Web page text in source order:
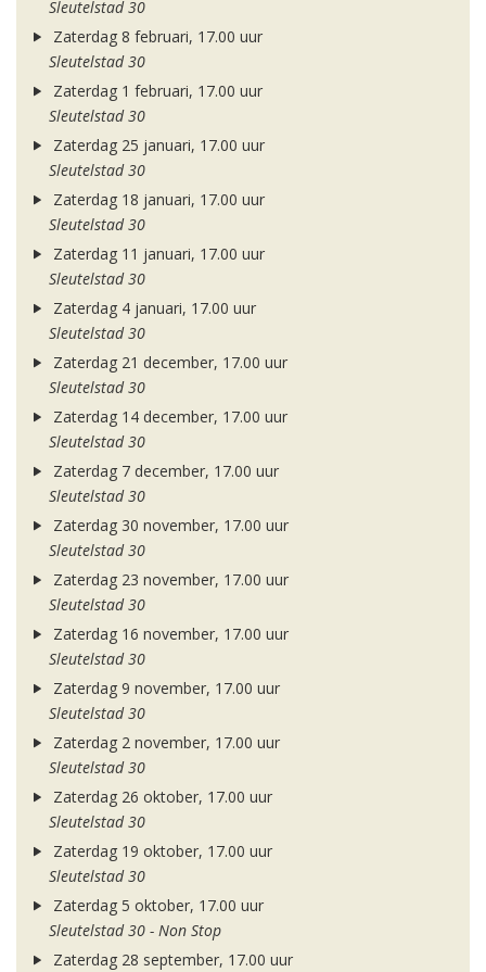
Sleutelstad 30
Zaterdag 8 februari, 17.00 uur
Sleutelstad 30
Zaterdag 1 februari, 17.00 uur
Sleutelstad 30
Zaterdag 25 januari, 17.00 uur
Sleutelstad 30
Zaterdag 18 januari, 17.00 uur
Sleutelstad 30
Zaterdag 11 januari, 17.00 uur
Sleutelstad 30
Zaterdag 4 januari, 17.00 uur
Sleutelstad 30
Zaterdag 21 december, 17.00 uur
Sleutelstad 30
Zaterdag 14 december, 17.00 uur
Sleutelstad 30
Zaterdag 7 december, 17.00 uur
Sleutelstad 30
Zaterdag 30 november, 17.00 uur
Sleutelstad 30
Zaterdag 23 november, 17.00 uur
Sleutelstad 30
Zaterdag 16 november, 17.00 uur
Sleutelstad 30
Zaterdag 9 november, 17.00 uur
Sleutelstad 30
Zaterdag 2 november, 17.00 uur
Sleutelstad 30
Zaterdag 26 oktober, 17.00 uur
Sleutelstad 30
Zaterdag 19 oktober, 17.00 uur
Sleutelstad 30
Zaterdag 5 oktober, 17.00 uur
Sleutelstad 30 - Non Stop
Zaterdag 28 september, 17.00 uur